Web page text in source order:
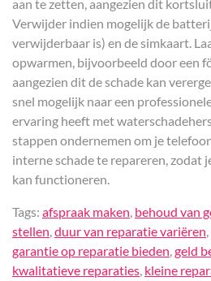
aan te zetten, aangezien dit
Verwijder indien mogelijk de
verwijderbaar is) en de simkaart.
opwarmen, bijvoorbeeld door een
aangezien dit de schade kan
snel mogelijk naar een
ervaring heeft met
stappen ondernemen om je
interne schade te repareren, zodat
kan functioneren.
Tags: afspraak maken, behoud van
stellen,duur van reparatie variëren,
garantie op reparatie bieden,geld
kwalitatieve reparaties, kleine